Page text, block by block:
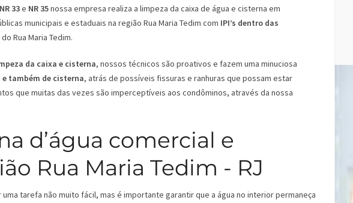
NR 33e NR 35nossa empresa realiza a limpeza da caixa de água e cisterna em
municipais e estaduais na região Rua Maria Tedim com IPI’s dentro das
do Rua Maria Tedim.
da caixa e cisterna, nossos técnicos são proativos e fazem uma minuciosa
e também de cisterna, atrás de possíveis fissuras e ranhuras que possam estar
que muitas das vezes são imperceptíveis aos condôminos, através da nossa
d’água comercial e
Rua Maria Tedim - RJ
tarefa não muito fácil, mas é importante garantir que a água no interior permaneça